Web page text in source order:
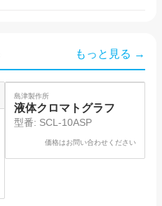
もっと見る →
SOLD
島津製作所
液体クロマトグラフ
型番: SCL-10ASP
価格はお問い合わせください